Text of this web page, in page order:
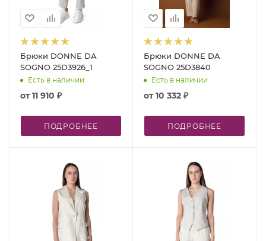
Брюки DONNE DA
SOGNO 25D3926_1
Есть в наличии
от11 910 ₽
ПОДРОБНЕЕ
Брюки DONNE DA
SOGNO 25D3840
Есть в наличии
от10 332 ₽
ПОДРОБНЕЕ